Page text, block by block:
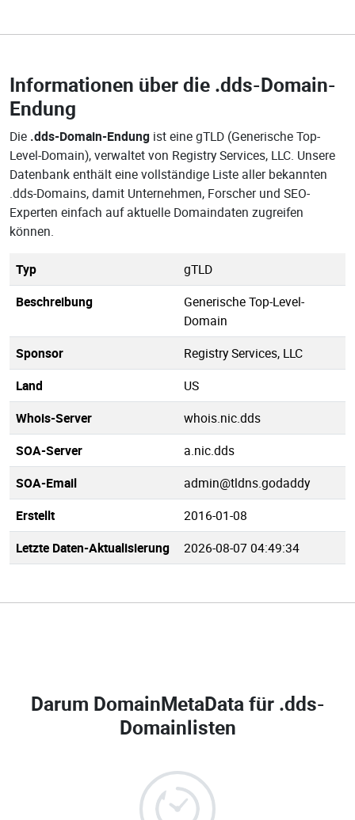
Informationen über die .dds-Domain-
Endung
Die .dds-Domain-Endung ist eine gTLD (Generische Top-
Level-Domain), verwaltet von Registry Services, LLC. Unsere
Datenbank enthält eine vollständige Liste aller bekannten
.dds-Domains, damit Unternehmen, Forscher und SEO-
Experten einfach auf aktuelle Domaindaten zugreifen
können.
Typ
gTLD
Beschreibung
Generische Top-Level-
Domain
Sponsor
Registry Services, LLC
Land
US
Whois-Server
whois.nic.dds
SOA-Server
a.nic.dds
SOA-Email
admin@tldns.godaddy
Erstellt
2016-01-08
Letzte Daten-Aktualisierung
2026-08-07 04:49:34
Darum DomainMetaData für .dds-
Domainlisten